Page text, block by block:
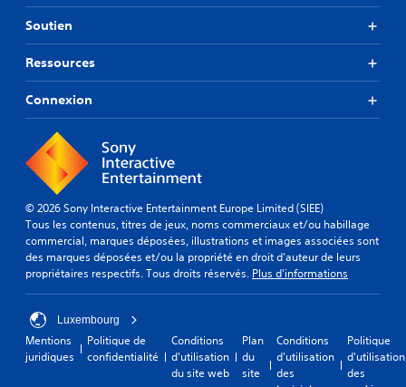
Soutien
Ressources
Connexion
© 2026 Sony Interactive Entertainment Europe Limited (SIEE)
Tous les contenus, titres de jeux, noms commerciaux et/ou habillage
commercial, marques déposées, illustrations et images associées sont
des marques déposées et/ou la propriété en droit d'auteur de leurs
propriétaires respectifs. Tous droits réservés. Plus d'informations
Luxembourg
Mentions
juridiques
Politique de
confidentialité
Conditions
d'utilisation
du site web
Plan
du
site
Conditions
d'utilisation
des
Politique
d'utilisation
des